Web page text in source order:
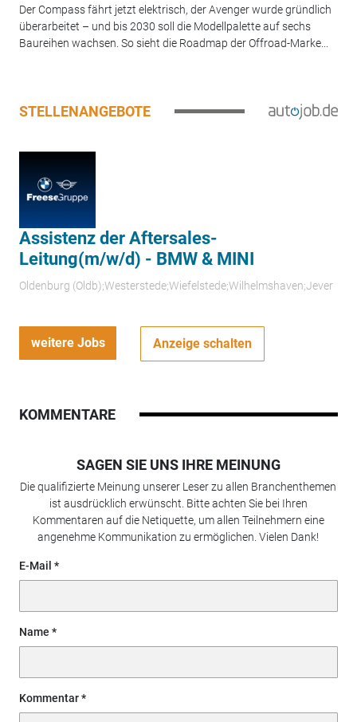
Der Compass fährt jetzt elektrisch, der Avenger wurde gründlich
überarbeitet – und bis 2030 soll die Modellpalette auf sechs
Baureihen wachsen. So sieht die Roadmap der Offroad-Marke...
STELLENANGEBOTE
Assistenz der Aftersales-
Leitung(m/w/d) - BMW & MINI
Oldenburg (Oldb);Westerstede;Wiefelstede;Wilhelmshaven;Jever
weitere Jobs Anzeige schalten
KOMMENTARE
SAGEN SIE UNS IHRE MEINUNG
Die qualifizierte Meinung unserer Leser zu allen Branchenthemen
ist ausdrücklich erwünscht. Bitte achten Sie bei Ihren
Kommentaren auf die Netiquette, um allen Teilnehmern eine
angenehme Kommunikation zu ermöglichen. Vielen Dank!
E-Mail
Name
Kommentar